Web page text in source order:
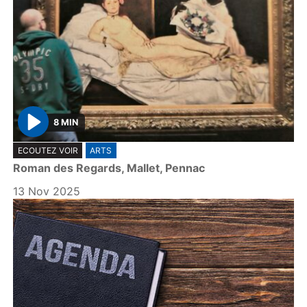
P
l
a
y
8 MIN
ECOUTEZ VOIR ARTS
Roman des Regards, Mallet, Pennac
13 Nov 2025